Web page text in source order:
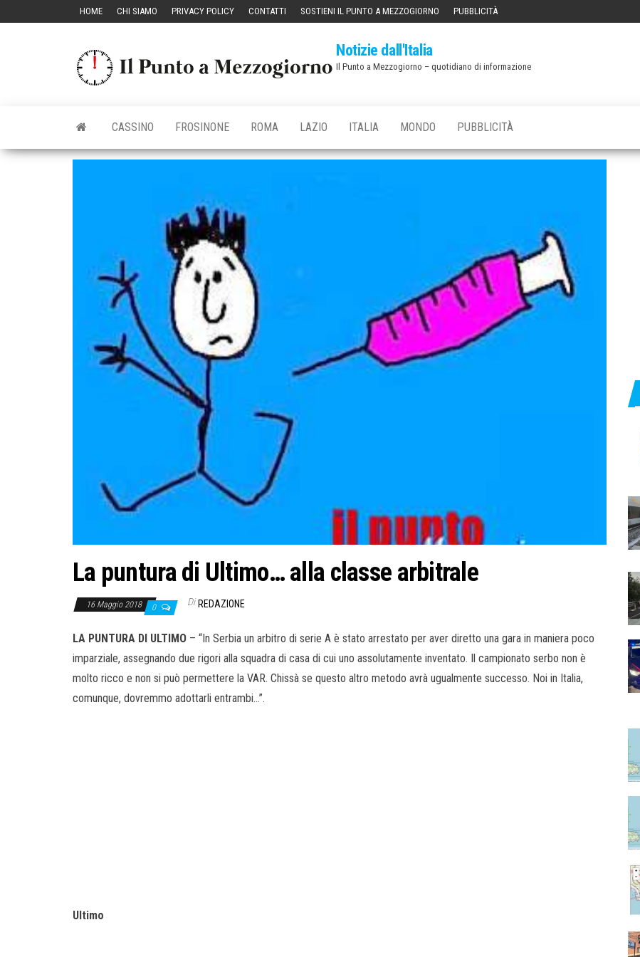
HOME CHI SIAMO PRIVACY POLICY CONTATTI SOSTIENI IL PUNTO A MEZZOGIORNO PUBBLICITÀ
Notizie dall'Italia
Il Punto a Mezzogiorno – quotidiano di informazione
CASSINO FROSINONE ROMA LAZIO ITALIA MONDO PUBBLICITÀ
La puntura di Ultimo… alla classe arbitrale
16 Maggio 2018 0 Di REDAZIONE
LA PUNTURA DI ULTIMO – “In Serbia un arbitro di serie A è stato arrestato per aver diretto una gara in maniera poco
imparziale, assegnando due rigori alla squadra di casa di cui uno assolutamente inventato. Il campionato serbo non è
molto ricco e non si può permettere la VAR. Chissà se questo altro metodo avrà ugualmente successo. Noi in Italia,
comunque, dovremmo adottarli entrambi…”.
Ultimo